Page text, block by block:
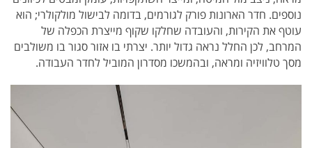
נוספים. חדר הארונות פורק לגורמים, בדומה לבישול מולקולרי; הוא
עוטף את הקירות, והעובדה שחלקו שקוף מייצרת הכפלה של
המרחב, לכן החלל נראה גדול יותר. יצרתי בו אזור סגור בו משולבים
מסך טלוויזיה ומראה, ובהמשכו מסדרון המוביל לחדר העבודה.